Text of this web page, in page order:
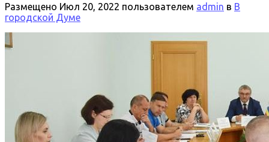
Размещено Июл 20, 2022 пользователем admin в В
городской Думе